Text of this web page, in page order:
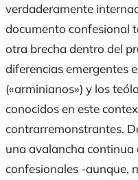
verdaderamente
documento confesional
otra brecha dentro del
diferencias emergentes
(«arminianos») y los
conocidos en este
contrarremonstrantes.
una avalancha continua
confesionales -aunque,